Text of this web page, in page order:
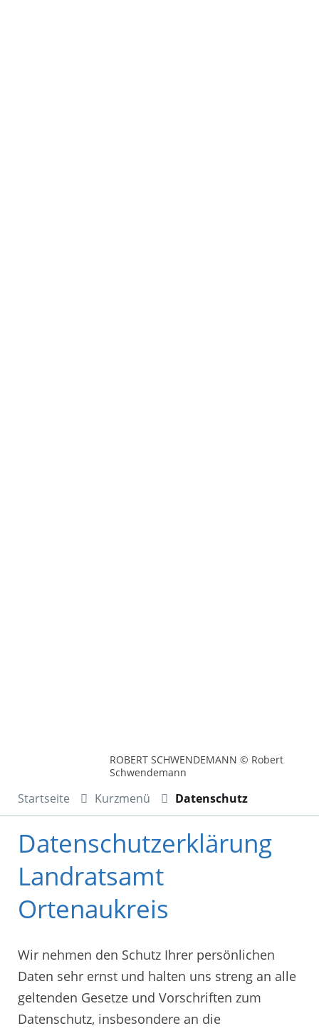
ROBERT SCHWENDEMANN © Robert
Schwendemann
Startseite Kurzmenü Datenschutz
Datenschutzerklärung
Landratsamt
Ortenaukreis
Wir nehmen den Schutz Ihrer persönlichen
Daten sehr ernst und halten uns streng an alle
geltenden Gesetze und Vorschriften zum
Datenschutz, insbesondere an die